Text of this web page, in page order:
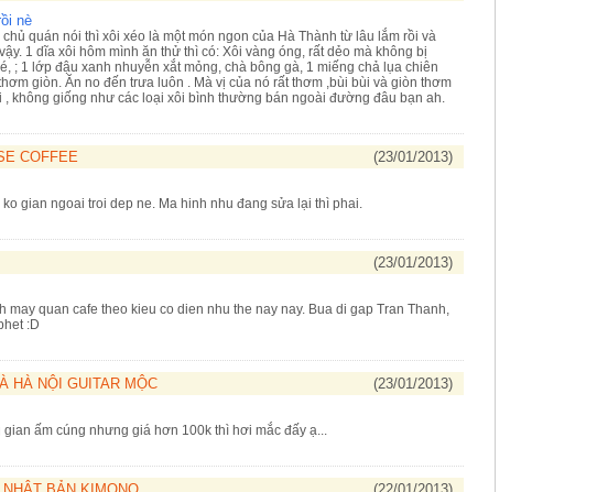
nè
quán nói thì xôi xéo là một món ngon của Hà Thành từ lâu lắm rồi và
1 dĩa xôi hôm mình ăn thử thì có: Xôi vàng óng, rất dẻo mà không bị
; 1 lớp đậu xanh nhuyễn xắt mỏng, chà bông gà, 1 miếng chả lụa chiên
giòn. Ăn no đến trưa luôn . Mà vị của nó rất thơm ,bùi bùi và giòn thơm
, không giống như các loại xôi bình thường bán ngoài đường đâu bạn ah.
COFFEE
(23/01/2013)
ko gian ngoai troi dep ne. Ma hinh nhu đang sửa lại thì phai.
(23/01/2013)
may quan cafe theo kieu co dien nhu the nay nay. Bua di gap Tran Thanh,
:D
HÀ NỘI GUITAR MỘC
(23/01/2013)
gian ấm cúng nhưng giá hơn 100k thì hơi mắc đấy ạ...